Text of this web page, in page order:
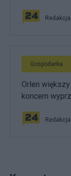
Redakcja
Gospodarka
Orlen
koncern
Redakcja